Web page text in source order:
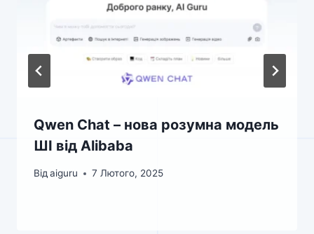
Qwen Chat – нова розумна модель
ШІ від Alibaba
Від aiguru 7 Лютого, 2025